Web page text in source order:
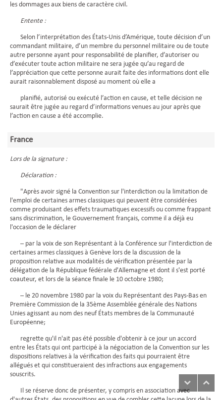
les dommages aux biens de caractère civil.
Entente :
Selon l’interprétation des États-Unis d’Amérique, toute décision d’un
commandant militaire, d’un membre du personnel militaire ou de toute
autre personne ayant pour responsabilité de planifier, d’autoriser ou
d’exécuter toute action militaire ne sera jugée qu’au regard de
l’appréciation que cette personne aurait faite des informations dont elle
aurait raisonnablement disposé au moment où elle a
planifié, autorisé ou exécuté l’action en cause, et telle décision ne
saurait être jugée au regard d’informations venues au jour après que
l’action en cause a été accomplie.
France
Lors de la signature :
Déclaration :
"Après avoir signé la Convention sur l'interdiction ou la limitation de
l'emploi de certaines armes classiques qui peuvent être considérées
comme produisant des effets traumatiques excessifs ou comme frappant
sans discrimination, le Gouvernement français, comme il a déjà eu
l'occasion de le déclarer
– par la voix de son Représentant à la Conférence sur l'interdiction de
certaines armes classiques à Genève lors de la discussion de la
proposition relative aux modalités de vérification présentée par la
délégation de la République fédérale d'Allemagne et dont il s'est porté
coauteur, et lors de la séance finale le 10 octobre 1980;
– le 20 novembre 1980 par la voix du Représentant des Pays-Bas en
Première Commission de la 35ème Assemblée générale des Nations
Unies agissant au nom des neuf États membres de la Communauté
Européenne;
regrette qu'il n'ait pas été possible d'obtenir à ce jour un accord
entre les États qui ont participé à la négociation de la Convention sur les
dispositions relatives à la vérification des faits qui pourraient être
allégués et qui constitueraient des infractions aux engagements
souscrits.
Il se réserve donc de présenter, y compris en association avec